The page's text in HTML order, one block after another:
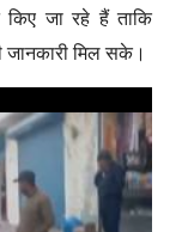
किए जा रहे हैं ताकि
मिल सके।